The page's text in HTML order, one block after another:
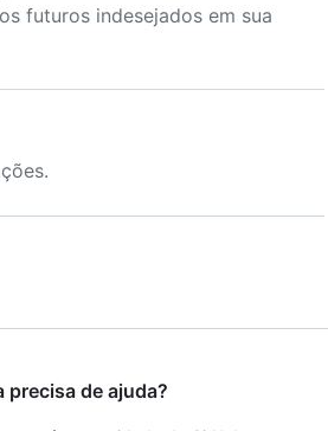
futuros indesejados em sua
precisa de ajuda?